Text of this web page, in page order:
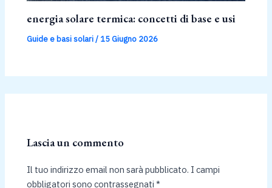
energia solare termica: concetti di base e usi
Guide e basi solari/ 15 Giugno 2026
Lascia un commento
Il tuo indirizzo email non sarà pubblicato. I campi
obbligatori sono contrassegnati*